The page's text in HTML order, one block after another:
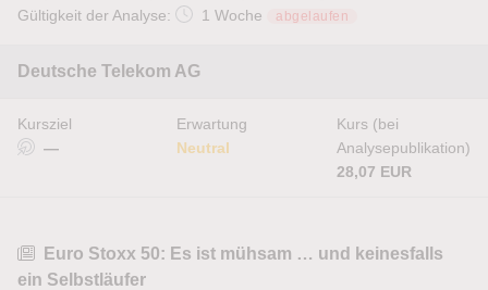
Gültigkeit der Analyse:
1 Woche abgelaufen
Deutsche Telekom AG
Kursziel
—
Erwartung
Neutral
Kurs (bei
Analysepublikation)
28,07 EUR
Euro Stoxx 50: Es ist mühsam … und keinesfalls
ein Selbstläufer